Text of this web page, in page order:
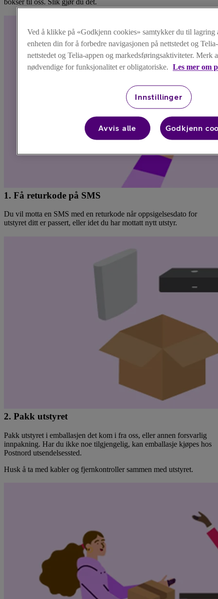
1. Få returkode på SMS
Du vil motta en SMS med en returkode når oppsigelsesdato for
utstyret ditt er passert, eller idet du har mottatt nytt utstyr.
2. Pakk utstyret
Pakk utstyret i emballasjen det kom i fra oss, eller annen forsvarlig
innpakning. Har du ikke noe tilgjengelig, kan emballasje kjøpes hos
Postnord utsendelsessted.
Husk å ta med kabler og fjernkontroller sammen med utstyret.
Ved å klikke på «Godkjenn cookies» samtykker du til lagring
enheten din for å forbedre navigasjonen på nettstedet og
nettstedet og Telia-appen og markedsføringsaktiviteter. Merk
nødvendige for funksjonalitet er obligatoriske. Les mer om
Innstillinger
Avvis alle Godkjenn